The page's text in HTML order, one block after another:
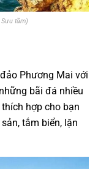
tầm)
Phương Mai với
bãi đá nhiều
hợp cho bạn
tắm biển, lặn